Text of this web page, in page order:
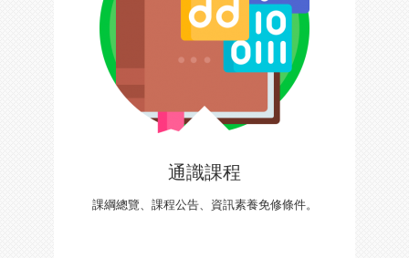
通識課程
課綱總覽、課程公告、資訊素養免修條件。